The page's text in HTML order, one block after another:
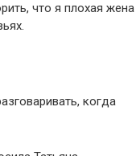
что я плохая жена
когда